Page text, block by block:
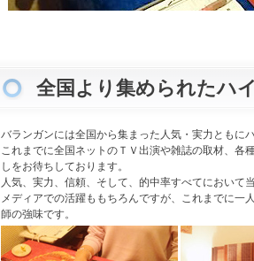
全国より集められたハ
バランガンには全国から集まった人気・実力ともに
これまでに全国ネットのＴＶ出演や雑誌の取材、各
しをお待ちしております。
人気、実力、信頼、そして、的中率すべてにおいて
メディアでの活躍ももちろんですが、これまでに一
師の強味です。